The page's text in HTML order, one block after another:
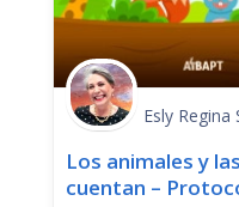
Esly Regina
Los animales y
cuentan –